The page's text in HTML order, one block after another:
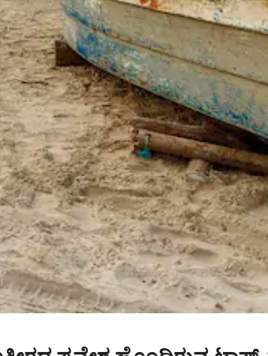
ಸ್ಪರ್ಶ ಅಥವಾ ಸ್ವೈಪ್ ಗೆಸ್ಚರ್‌ಗಳ ಮೂಲಕ ಅನ್ವೇಷಿಸಿ.